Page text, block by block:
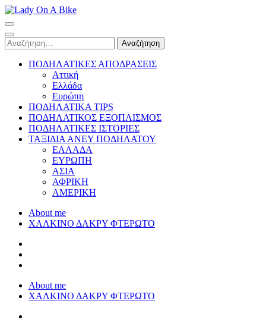
Skip
to
content
(Press
Enter)
Αναζήτηση
για:
ΠΟΔΗΛΑΤΙΚΕΣ ΑΠΟΔΡΑΣΕΙΣ
Αττική
Ελλάδα
Ευρώπη
ΠΟΔΗΛΑΤΙΚΑ TIPS
ΠΟΔΗΛΑΤΙΚΟΣ ΕΞΟΠΛΙΣΜΟΣ
ΠΟΔΗΛΑΤΙΚΕΣ ΙΣΤΟΡΙΕΣ
ΤΑΞΙΔΙΑ ΑΝΕΥ ΠΟΔΗΛΑΤΟΥ
ΕΛΛΑΔΑ
ΕΥΡΩΠΗ
ΑΣΙΑ
ΑΦΡΙΚΗ
ΑΜΕΡΙΚΗ
About me
ΧΑΛΚΙΝΟ ΔΑΚΡΥ ΦΤΕΡΩΤΟ
About me
ΧΑΛΚΙΝΟ ΔΑΚΡΥ ΦΤΕΡΩΤΟ